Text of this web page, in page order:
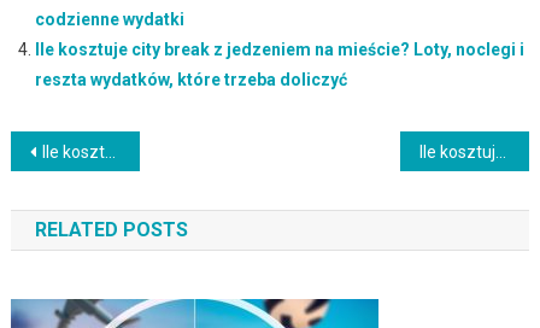
codzienne wydatki
Ile kosztuje city break z jedzeniem na mieście? Loty, noclegi i
reszta wydatków, które trzeba doliczyć
Nawigacja
wpisu
Ile kosztuje city break z jedzeniem na mieście? Loty, noclegi i reszta wydatków, które trzeba doliczyć
RELATED POSTS